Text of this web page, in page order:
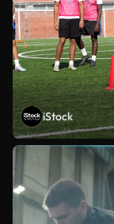
iStock